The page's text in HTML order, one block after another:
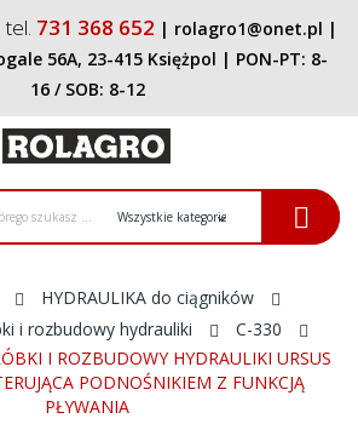
tel. 731 368 652 | rolagro1@onet.pl |
56A, 23-415 Księżpol | PON-PT: 8-
16/ SOB: 8-12
HYDRAULIKA do ciągników
i rozbudowy hydrauliki
C-330
I ROZBUDOWY HYDRAULIKI URSUS
PODNOŚNIKIEM Z FUNKCJĄ
PŁYWANIA